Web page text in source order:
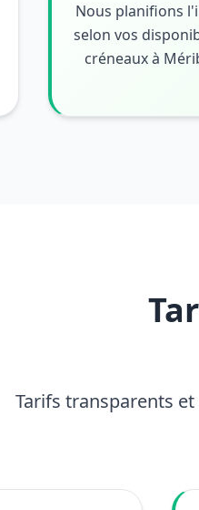
Nous planifions
selon vos
créneaux à
Tarifs transparents